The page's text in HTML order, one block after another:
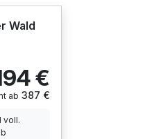
Wald
€
ab 387 €
voll.